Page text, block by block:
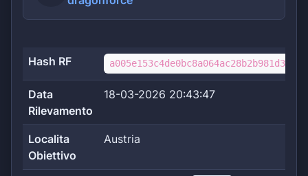
Hash RF
Data
Rilevamento
18-03-2026 20:43:47
Localita
Obiettivo
Austria